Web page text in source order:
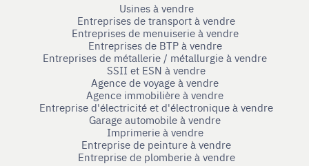
Usines à vendre
Entreprises de transport à vendre
Entreprises de menuiserie à vendre
Entreprises de BTP à vendre
Entreprises de métallerie / métallurgie à vendre
SSII et ESN à vendre
Agence de voyage à vendre
Agence immobilière à vendre
Entreprise d'électricité et d'électronique à vendre
Garage automobile à vendre
Imprimerie à vendre
Entreprise de peinture à vendre
Entreprise de plomberie à vendre